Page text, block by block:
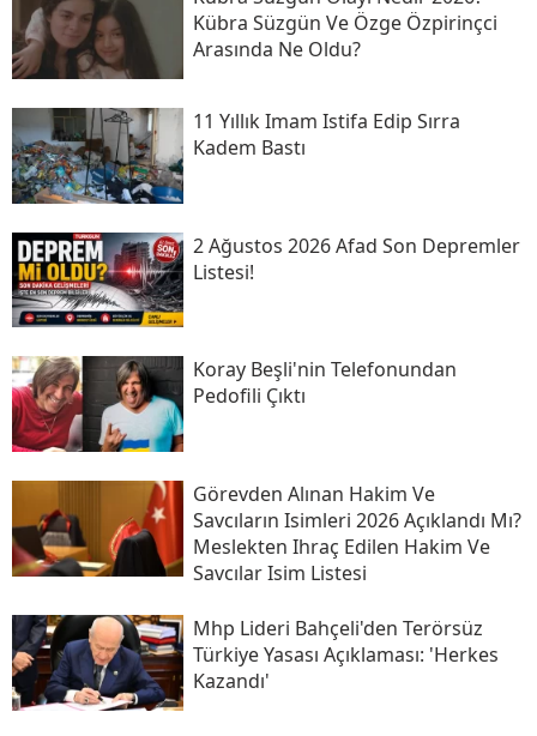
Kübra Süzgün Ve Özge Özpirinçci
Arasında Ne Oldu?
11 Yıllık Imam Istifa Edip Sırra
Kadem Bastı
2 Ağustos 2026 Afad Son Depremler
Listesi!
Koray Beşli'nin Telefonundan
Pedofili Çıktı
Görevden Alınan Hakim Ve
Savcıların Isimleri 2026 Açıklandı Mı?
Meslekten Ihraç Edilen Hakim Ve
Savcılar Isim Listesi
Mhp Lideri Bahçeli'den Terörsüz
Türkiye Yasası Açıklaması: 'herkes
Kazandı'